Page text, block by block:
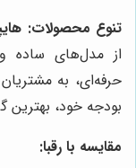
تنوع محصولات:
از مدل‌های ساده
حرفه‌ای، به
بودجه خود، بهترین
مقایسه با رقبا: